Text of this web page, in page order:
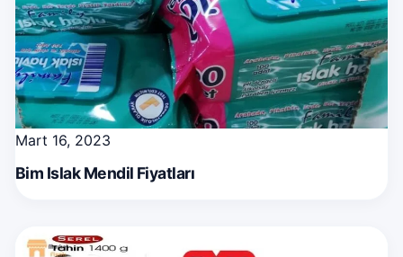
Mart 16, 2023
Bim Islak Mendil Fiyatları